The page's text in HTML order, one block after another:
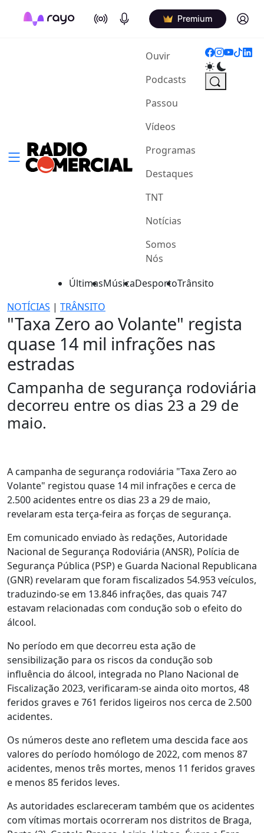
On Air Podcasts Premium Log in
Ouvir(current)
Podcasts
Passou
Vídeos
Programas
Destaques
TNT
Notícias
Somos
Nós
ÚltimasMúsicaDesportoTrânsito
NOTÍCIAS | TRÂNSITO
"Taxa Zero ao Volante" regista
quase 14 mil infrações nas
estradas
Campanha de segurança rodoviária
decorreu entre os dias 23 a 29 de
maio.
A campanha de segurança rodoviária "Taxa Zero ao
Volante" registou quase 14 mil infrações e cerca de
2.500 acidentes entre os dias 23 a 29 de maio,
revelaram esta terça-feira as forças de segurança.
Em comunicado enviado às redações, Autoridade
Nacional de Segurança Rodoviária (ANSR), Polícia de
Segurança Pública (PSP) e Guarda Nacional Republicana
(GNR) revelaram que foram fiscalizados 54.953 veículos,
traduzindo-se em 13.846 infrações, das quais 747
estavam relacionadas com condução sob o efeito do
álcool.
No período em que decorreu esta ação de
sensibilização para os riscos da condução sob
influência do álcool, integrada no Plano Nacional de
Fiscalização 2023, verificaram-se ainda oito mortos, 48
feridos graves e 761 feridos ligeiros nos cerca de 2.500
acidentes.
Os números deste ano refletem uma descida face aos
valores do período homólogo de 2022, com menos 87
acidentes, menos três mortes, menos 11 feridos graves
e menos 85 feridos leves.
As autoridades esclareceram também que os acidentes
com vítimas mortais ocorreram nos distritos de Braga,